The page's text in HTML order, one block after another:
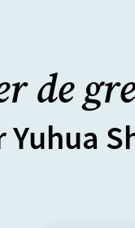
de
Yuhua